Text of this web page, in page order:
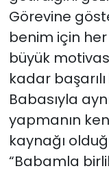
Görevine
benim için
büyük
kadar
Babasıyla
yapmanın
kaynağı
“Babamla